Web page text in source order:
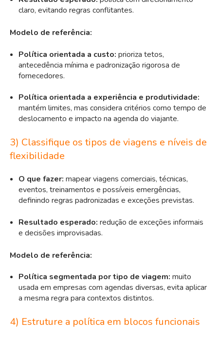
claro, evitando regras conflitantes.
Modelo de referência:
Política orientada a custo: prioriza tetos,
antecedência mínima e padronização rigorosa de
fornecedores.
Política orientada a experiência e produtividade:
mantém limites, mas considera critérios como tempo de
deslocamento e impacto na agenda do viajante.
3) Classifique os tipos de viagens e níveis de
flexibilidade
O que fazer: mapear viagens comerciais, técnicas,
eventos, treinamentos e possíveis emergências,
definindo regras padronizadas e exceções previstas.
Resultado esperado: redução de exceções informais
e decisões improvisadas.
Modelo de referência:
Política segmentada por tipo de viagem: muito
usada em empresas com agendas diversas, evita aplicar
a mesma regra para contextos distintos.
4) Estruture a política em blocos funcionais